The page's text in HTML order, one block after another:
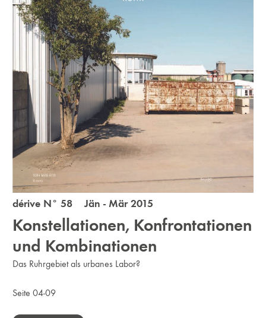
dérive N° 58 Jän - Mär 2015
Konstellationen, Konfrontationen
und Kombinationen
Das Ruhrgebiet als urbanes Labor?
Seite 04-09